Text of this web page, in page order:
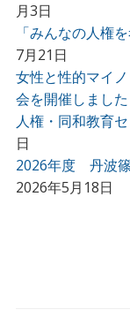
月3日
「みんなの人権
7月21日
女性と性的マイ
会を開催しました
人権・同和教育
日
2026年度 丹波
2026年5月18日